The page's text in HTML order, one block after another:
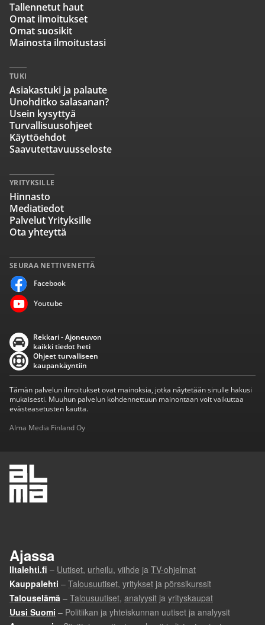
SEURAA NETTIVENETTÄ
Facebook
Youtube
Tallennetut haut
Omat ilmoitukset
Omat suosikit
Mainosta ilmoitustasi
TUKI
Asiakastuki ja palaute
Unohditko salasanan?
Usein kysyttyä
Turvallisuusohjeet
Käyttöehdot
Saavutettavuusseloste
YRITYKSILLE
Hinnasto
Mediatiedot
Palvelut Yrityksille
Ota yhteyttä
Rekkari - Ajoneuvon
kaikki tiedot heti
Ohjeet turvalliseen
kaupankäyntiin
Tämän palvelun ilmoitukset ovat mainoksia, jotka näytetään sinulle hakusi
mukaisesti. Muuhun palvelun kohdennettuun mainontaan voit vaikuttaa
evästeasetusten kautta.
Alma Media Finland Oy